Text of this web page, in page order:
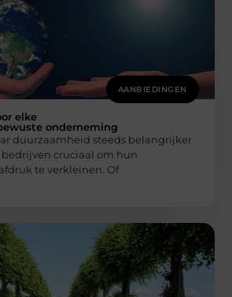
AANBIEDINGEN
elke
onderneming
duurzaamheid steeds belangrijker
bedrijven cruciaal om hun
te verkleinen. Of